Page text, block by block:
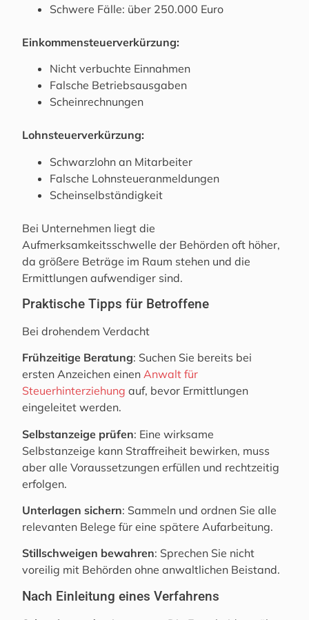
Schwere Fälle: über 250.000 Euro
Einkommensteuerverkürzung:
Nicht verbuchte Einnahmen
Falsche Betriebsausgaben
Scheinrechnungen
Lohnsteuerverkürzung:
Schwarzlohn an Mitarbeiter
Falsche Lohnsteueranmeldungen
Scheinselbständigkeit
Bei Unternehmen liegt die
Aufmerksamkeitsschwelle der Behörden oft höher,
da größere Beträge im Raum stehen und die
Ermittlungen aufwendiger sind.
Praktische Tipps für Betroffene
Bei drohendem Verdacht
Frühzeitige Beratung: Suchen Sie bereits bei
ersten Anzeichen einenAnwalt für
Steuerhinterziehung auf, bevor Ermittlungen
eingeleitet werden.
Selbstanzeige prüfen: Eine wirksame
Selbstanzeige kann Straffreiheit bewirken, muss
aber alle Voraussetzungen erfüllen und rechtzeitig
erfolgen.
Unterlagen sichern: Sammeln und ordnen Sie alle
relevanten Belege für eine spätere Aufarbeitung.
Stillschweigen bewahren: Sprechen Sie nicht
voreilig mit Behörden ohne anwaltlichen Beistand.
Nach Einleitung eines Verfahrens